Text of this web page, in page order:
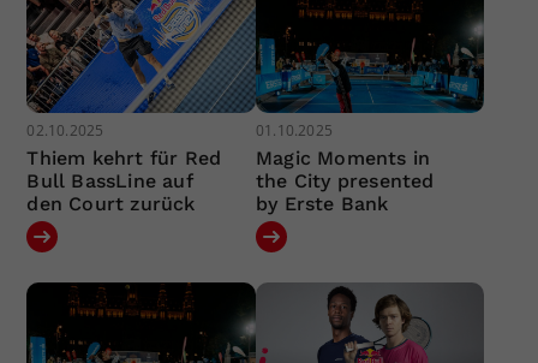
02.10.2025
Thiem kehrt für Red
Bull BassLine auf
den Court zurück
01.10.2025
Magic Moments in
the City presented
by Erste Bank